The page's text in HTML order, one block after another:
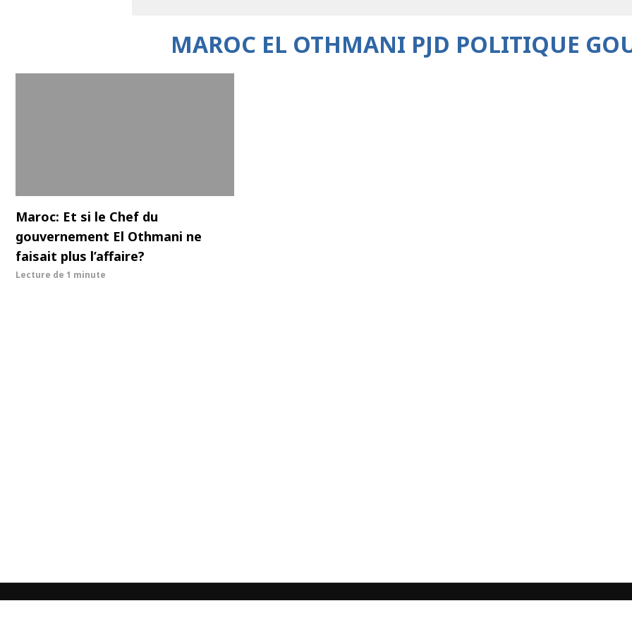
MAROC EL OTHMANI PJD POLITIQUE
Maroc: Et si le Chef du
gouvernement El Othmani ne
faisait plus l’affaire?
Lecture de 1 minute